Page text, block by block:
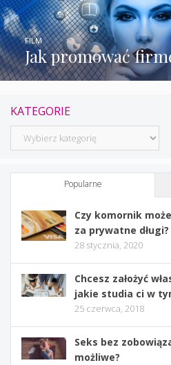
Jak promować
FILM
KATEGORIE
Kategorie
Popularne
Czy komornik
za prywatne długi?
28 stycznia, 2020
Chcesz założyć
jakie studia ci w
25 czerwca, 2018
Seks bez
możliwe?